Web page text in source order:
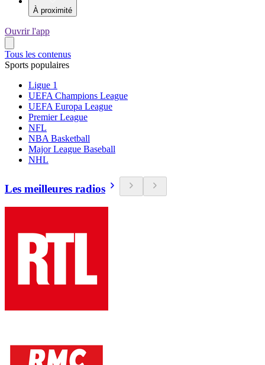
À proximité
Ouvrir l'app
Tous les contenus
Sports populaires
Ligue 1
UEFA Champions League
UEFA Europa League
Premier League
NFL
NBA Basketball
Major League Baseball
NHL
Les meilleures radios